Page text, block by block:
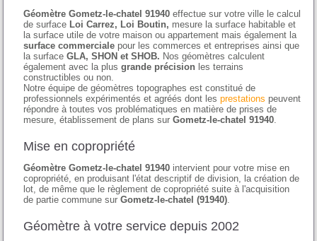
Géomètre Gometz-le-chatel 91940 effectue sur votre ville le calcul
de surface Loi Carrez, Loi Boutin, mesure la surface habitable et
la surface utile de votre maison ou appartement mais également la
surface commerciale pour les commerces et entreprises ainsi que
la surfaceGLA, SHON et SHOB. Nos géomètres calculent
également avec la plusgrande précision les terrains
constructibles ou non.
Notre équipe de géomètres topographes est constitué de
professionnels expérimentés et agréés dont lesprestations peuvent
répondre à toutes vos problématiques en matière de prises de
mesure, établissement de plans surGometz-le-chatel 91940
Mise en copropriété
Géomètre Gometz-le-chatel 91940 intervient pour votre mise en
copropriété, en produisant l'état descriptif de division, la création de
lot, de même que le règlement de copropriété suite à l'acquisition
de partie commune surGometz-le-chatel (91940)
Géomètre à votre service depuis 2002